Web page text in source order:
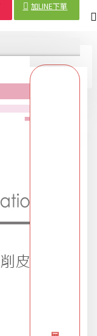
加LINE下單
工具
用品